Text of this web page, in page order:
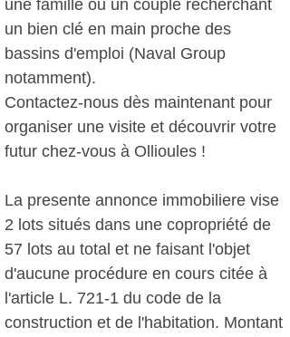
une famille ou un couple recherchant
un bien clé en main proche des
bassins d'emploi (Naval Group
notamment).
Contactez-nous dès maintenant pour
organiser une visite et découvrir votre
futur chez-vous à Ollioules !
La presente annonce immobiliere vise
2 lots situés dans une copropriété de
57 lots au total et ne faisant l'objet
d'aucune procédure en cours citée à
l'article L. 721-1 du code de la
construction et de l'habitation. Montant